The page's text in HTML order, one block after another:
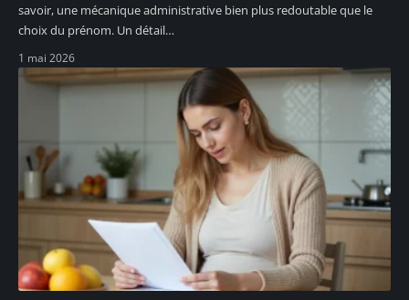
savoir, une mécanique administrative bien plus redoutable que le
choix du prénom. Un détail…
1 mai 2026